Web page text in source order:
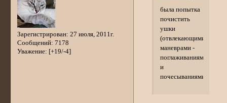
Зарегистрирован: 27 июля, 2011г.
Сообщений: 7178
Уважение: [+19/-4]
была попытка
почистить
ушки
(отвлекающими
маневрами -
поглаживаниями
и
почесываниями)